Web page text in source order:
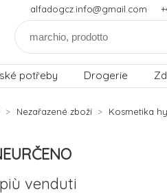
alfadogcz.info@gmail.com
potřeby Drogerie
Nezařazené zboží Kosmetika
venduti